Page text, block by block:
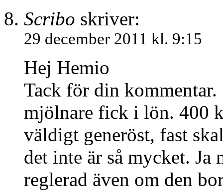
Scribo skriver:
29 december 2011 kl. 9:15
Hej Hemio
Tack för din kommentar.
mjölnare fick i lön. 400
väldigt generöst, fast
det inte är så mycket. Ja
reglerad även om den